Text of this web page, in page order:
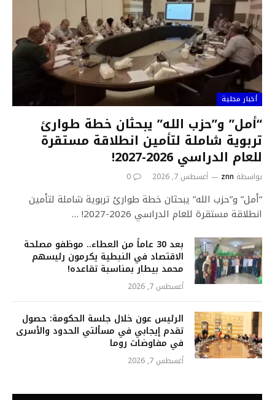
أخبار محلية
“أمل” و”حزب الله” يبحثان خطة طوارئ
تربوية شاملة لتأمين انطلاقة مستقرة
للعام الدراسي 2026-2027!
بواسطة znn أغسطس 7, 2026 0
“أمل” و”حزب الله” يبحثان خطة طوارئ تربوية شاملة لتأمين
انطلاقة مستقرة للعام الدراسي 2026-2027! …
بعد 30 عاماً من العطاء.. موظفو مصلحة
الاقتصاد في النبطية يكرمون رئيسهم
محمد بيطار بمناسبة تقاعده!
أغسطس 7, 2026
الرئيس عون خلال جلسة الحكومة: حصول
تقدم إيجابي في مسألتي الحدود والأسرى
في مفاوضات روما
أغسطس 7, 2026